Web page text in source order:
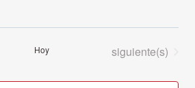
Hoy Eventos
siguiente(s)